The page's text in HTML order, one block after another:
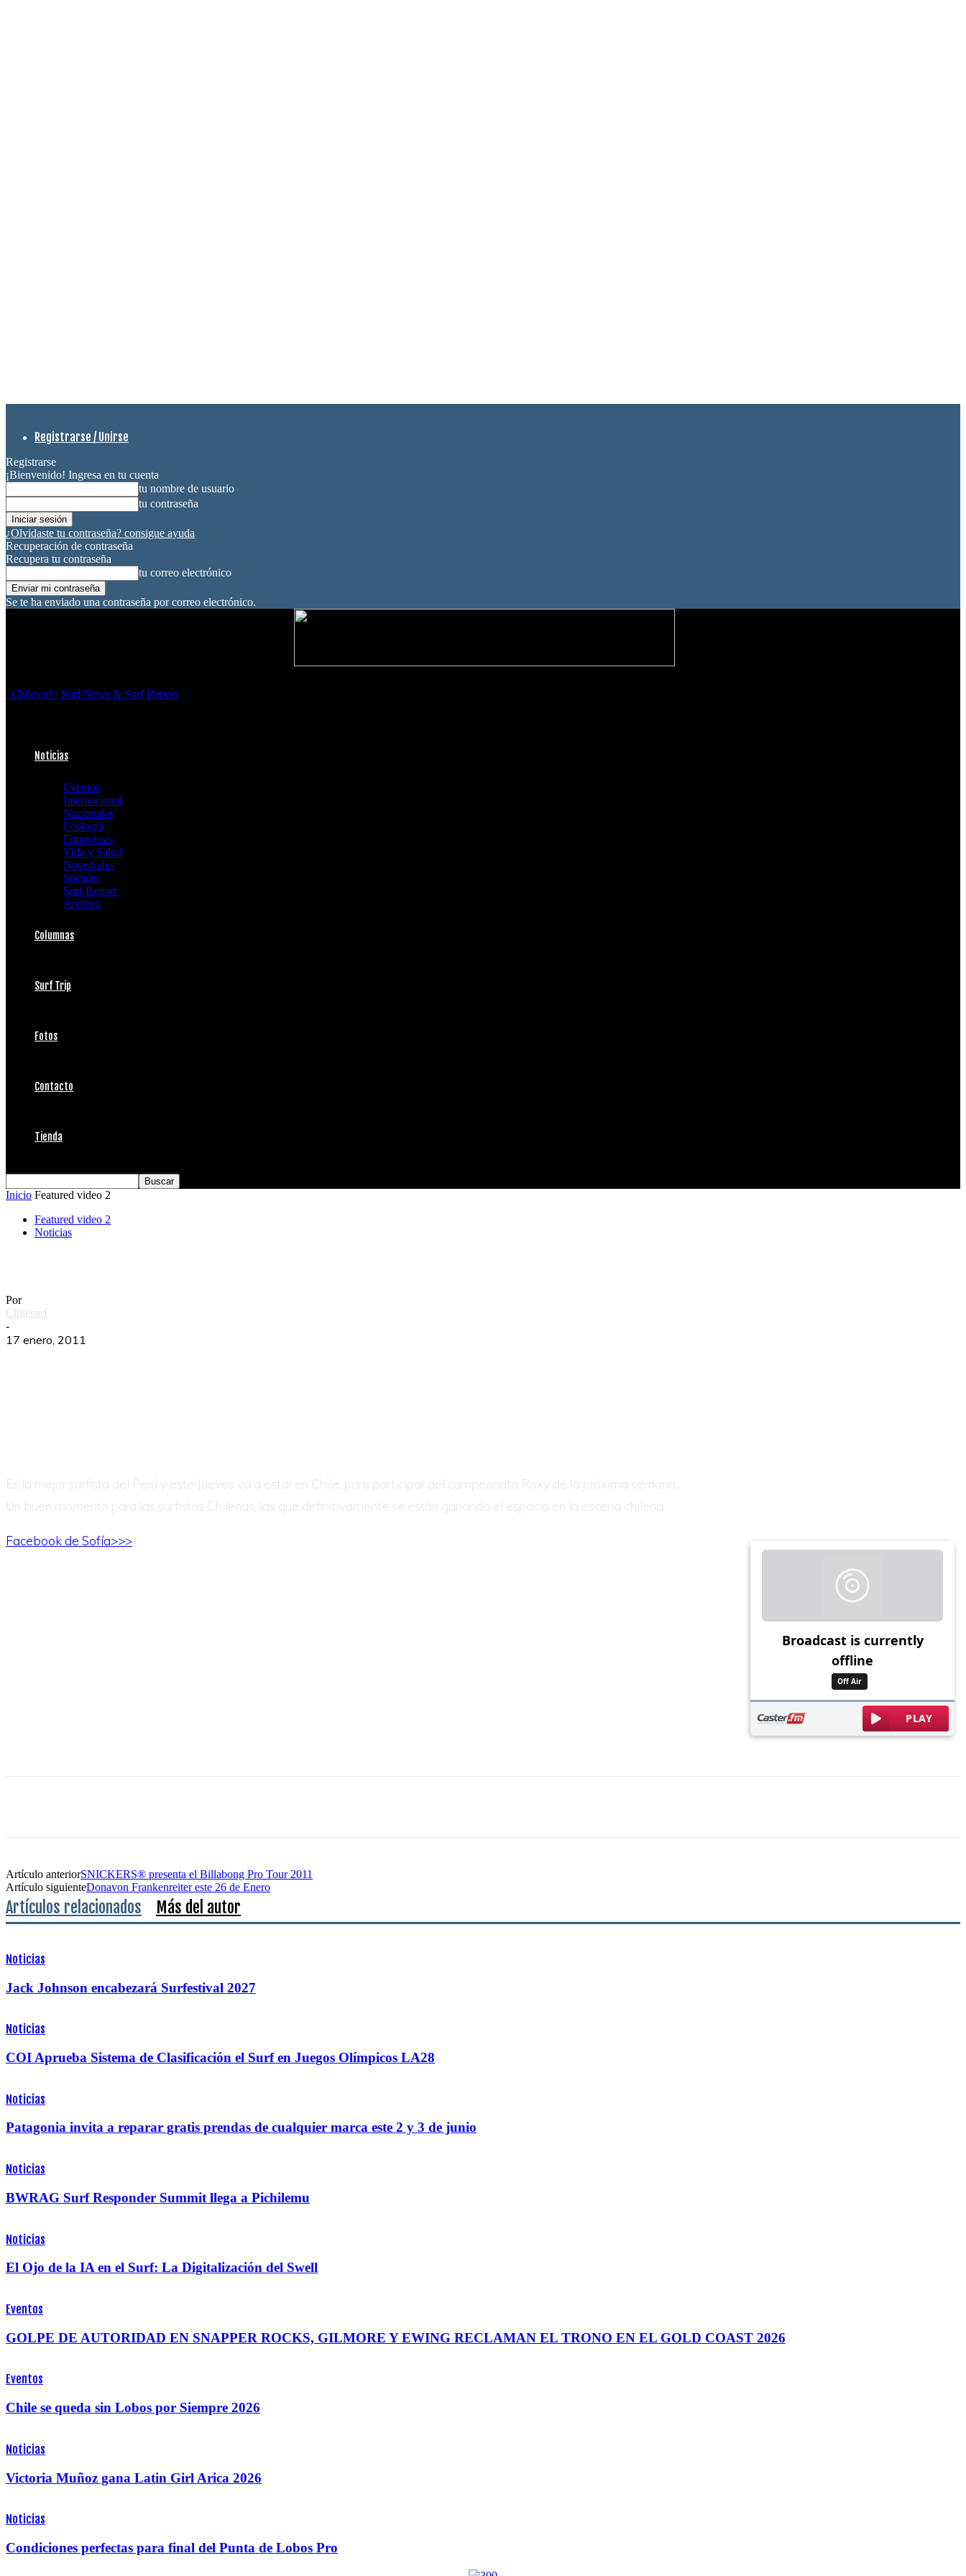
Registrarse / Unirse
Registrarse
¡Bienvenido! Ingresa en tu cuenta
tu nombre de usuario
tu contraseña
¿Olvidaste tu contraseña? consigue ayuda
Recuperación de contraseña
Recupera tu contraseña
tu correo electrónico
Se te ha enviado una contraseña por correo electrónico.
Chilesurf | Surf News & Surf Report
Noticias
Eventos
Internacional
Nacionales
Ecología
Entrevistas
Vida y Salud
Novedades
Sociales
Surf Report
Archivo
Columnas
Surf Trip
Fotos
Contacto
Tienda
Inicio Featured video 2
Featured video 2
Noticias
Por
Chilesurf
-
17 enero, 2011
Es la mejor surfista del Perú y este Jueves va a estar en Chile, para participar del campeonato Roxy de la próxima semana.
Un buen momento para las surfistas Chilenas, las que definitivamente se están ganando el espacio en la escena chilena.
Facebook de Sofía>>>
Artículo anteriorSNICKERS® presenta el Billabong Pro Tour 2011
Artículo siguienteDonavon Frankenreiter este 26 de Enero
Artículos relacionados Más del autor
Noticias
Jack Johnson encabezará Surfestival 2027
Noticias
COI Aprueba Sistema de Clasificación el Surf en Juegos Olímpicos LA28
Noticias
Patagonia invita a reparar gratis prendas de cualquier marca este 2 y 3 de junio
Noticias
BWRAG Surf Responder Summit llega a Pichilemu
Noticias
El Ojo de la IA en el Surf: La Digitalización del Swell
Eventos
GOLPE DE AUTORIDAD EN SNAPPER ROCKS, GILMORE Y EWING RECLAMAN EL TRONO EN EL GOLD COAST 2026
Eventos
Chile se queda sin Lobos por Siempre 2026
Noticias
Victoria Muñoz gana Latin Girl Arica 2026
Noticias
Condiciones perfectas para final del Punta de Lobos Pro